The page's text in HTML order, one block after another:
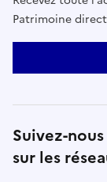
Patrimoine
Suivez-nous
sur les